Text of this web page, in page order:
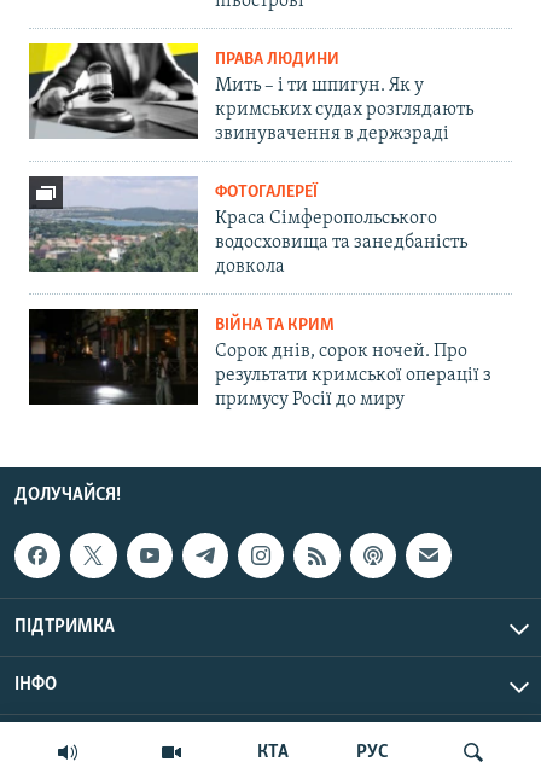
КТА РУС
ПРАВА ЛЮДИНИ
Мить – і ти шпигун. Як у
кримських судах розглядають
звинувачення в держзраді
ФОТОГАЛЕРЕЇ
Краса Сімферопольського
водосховища та занедбаність
довкола
ВІЙНА ТА КРИМ
Сорок днів, сорок ночей. Про
результати кримської операції з
примусу Росії до миру
ДОЛУЧАЙСЯ!
ПІДТРИМКА
ІНФО
© Крим.Реалії, 2026 | Усі права застережено.